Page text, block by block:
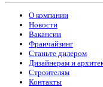
О компании
Новости
Вакансии
Франчайзинг
Станьте дилером
Дизайнерам и
Строителям
Контакты